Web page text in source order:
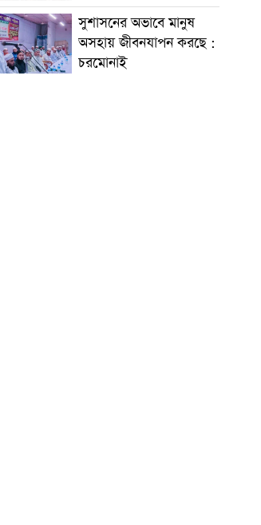
সুশাসনের অভাবে মানুষ
অসহায় জীবনযাপন করছে :
চরমোনাই